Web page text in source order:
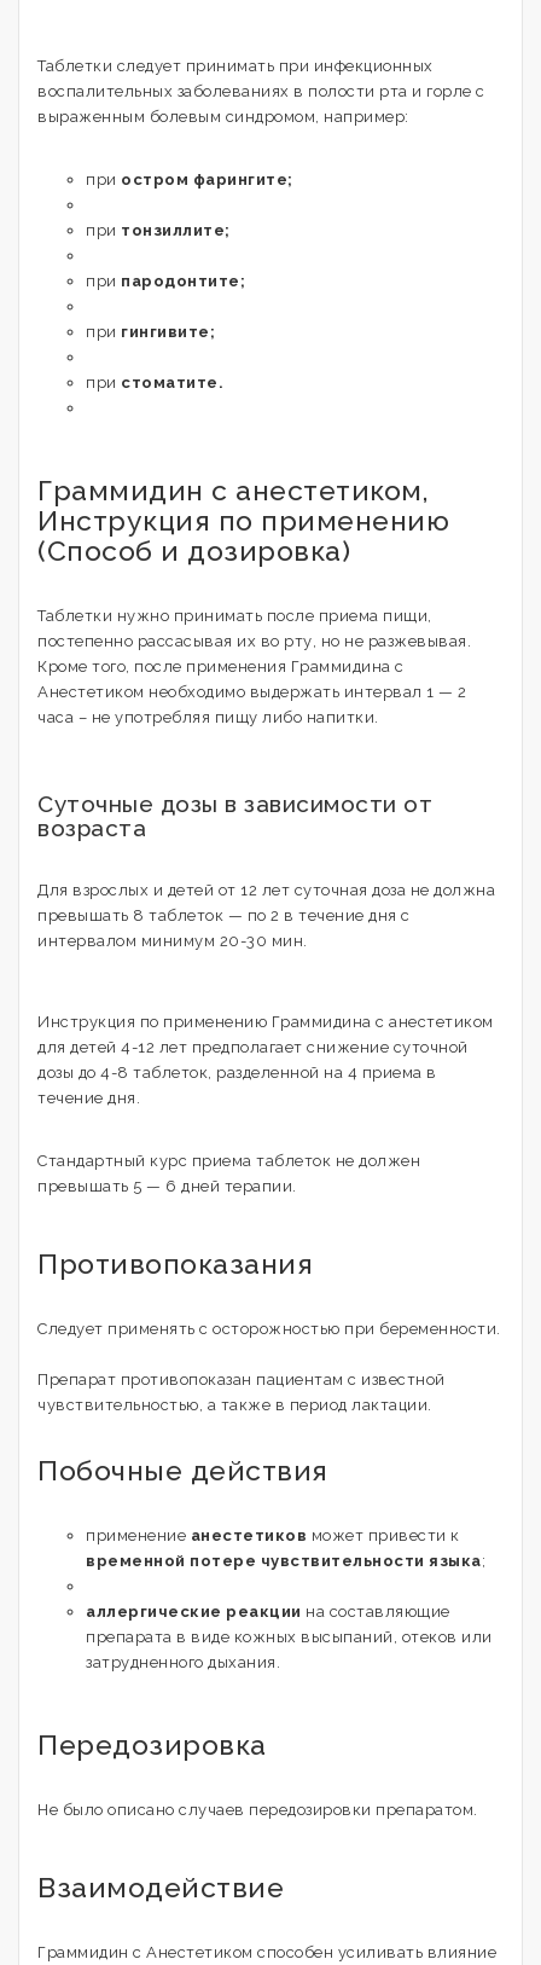
Таблетки следует принимать при инфекционных
воспалительных заболеваниях в полости рта и горле с
выраженным болевым синдромом, например:
при остром фарингите;
при тонзиллите;
при пародонтите;
при гингивите;
при стоматите.
Граммидин с анестетиком,
Инструкция по применению
(Способ и дозировка)
Таблетки нужно принимать после приема пищи,
постепенно рассасывая их во рту, но не разжевывая.
Кроме того, после применения Граммидина с
Анестетиком необходимо выдержать интервал 1 — 2
часа – не употребляя пищу либо напитки.
Суточные дозы в зависимости от
возраста
Для взрослых и детей от 12 лет суточная доза не должна
превышать 8 таблеток — по 2 в течение дня с
интервалом минимум 20-30 мин.
Инструкция по применению Граммидина с анестетиком
для детей 4-12 лет предполагает снижение суточной
дозы до 4-8 таблеток, разделенной на 4 приема в
течение дня.
Стандартный курс приема таблеток не должен
превышать 5 — 6 дней терапии.
Противопоказания
Следует применять с осторожностью при беременности.
Препарат противопоказан пациентам с известной
чувствительностью, а также в период лактации.
Побочные действия
применение анестетиков может привести к
временной потере чувствительности языка;
аллергические реакции на составляющие
препарата в виде кожных высыпаний, отеков или
затрудненного дыхания.
Передозировка
Не было описано случаев передозировки препаратом.
Взаимодействие
Граммидин с Анестетиком способен усиливать влияние